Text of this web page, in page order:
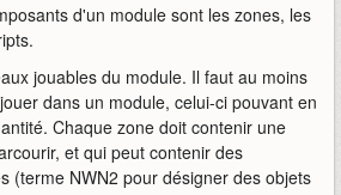
d'un module sont les zones, les
jouables du module. Il faut au moins
dans un module, celui-ci pouvant en
Chaque zone doit contenir une
et qui peut contenir des
(terme NWN2 pour désigner des objets